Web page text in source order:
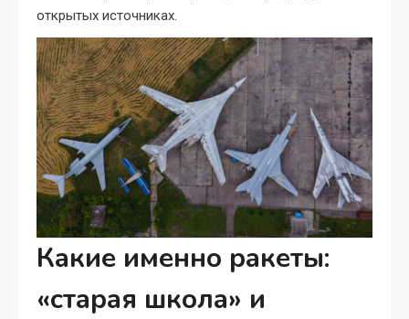
открытых источниках.
Какие именно ракеты:
«старая школа» и